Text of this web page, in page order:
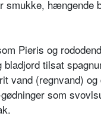
smukke, hængende
Pieris og
tilsat
vand (regnvand) og
som